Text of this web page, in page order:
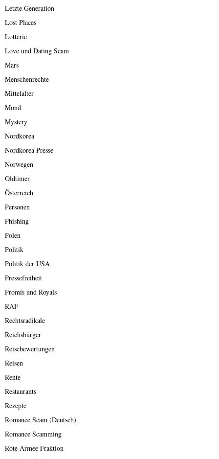
Letzte Generation
Lost Places
Lotterie
Love und Dating Scam
Mars
Menschenrechte
Mittelalter
Mond
Mystery
Nordkorea
Nordkorea Presse
Norwegen
Oldtimer
Österreich
Personen
Phishing
Polen
Politik
Politik der USA
Pressefreiheit
Promis und Royals
RAF
Rechtsradikale
Reichsbürger
Reisebewertungen
Reisen
Rente
Restaurants
Rezepte
Romance Scam (Deutsch)
Romance Scamming
Rote Armee Fraktion